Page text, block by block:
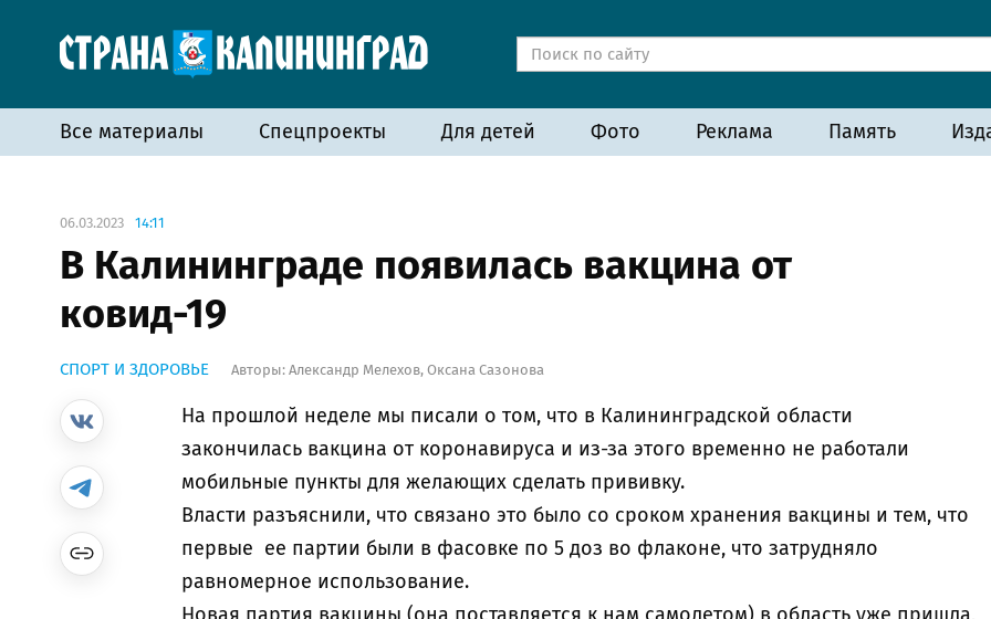
Все материалы Спецпроекты Для детей Фото Реклама Память
06.03.2023 14:11
В Калининграде появилась вакцина от
ковид-19
СПОРТ И ЗДОРОВЬЕ Авторы: Александр Мелехов, Оксана Сазонова
На прошлой неделе мы писали о том, что в Калининградской области
закончилась вакцина от коронавируса и из-за этого временно не работали
мобильные пункты для желающих сделать прививку.
Власти разъяснили, что связано это было со сроком хранения вакцины и тем, что
первые ее партии были в фасовке по 5 доз во флаконе, что затрудняло
равномерное использование.